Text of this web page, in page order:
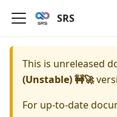
SRS
This is unreleased
(Unstable) 🚧🚀
For up-to-date